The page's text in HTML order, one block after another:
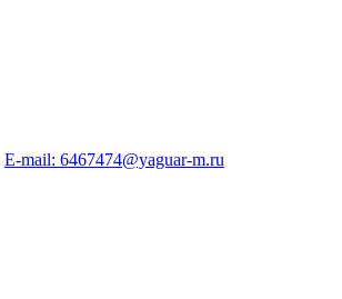
E-mail: 6467474@yaguar-m.ru